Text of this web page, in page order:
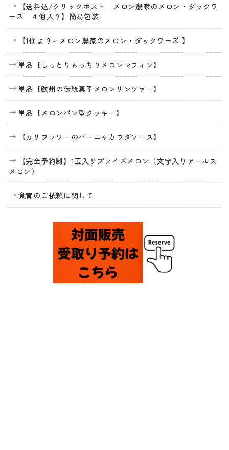
【送料込/クリックポスト メロン農家のメロン・ダックワ
ーズ ４個入り】簡易包装
【1個より～メロン農家のメロン・ダックワーズ 】
単品【しっとりもっちりメロンマフィン】
単品【欧州の伝統菓子メロンリンツァー】
単品【メロンパン型クッキー】
【カリフラワーのバーニャカウダソース】
【完全予約制】1玉入サプライズメロン（文字入りアールス
メロン）
食育のご依頼に関して